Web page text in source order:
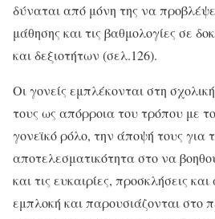
δύναται από μόνη της να
μάθησης και τις βαθμολογίες σε
και δεξιοτήτων (σελ.126).
Οι γονείς εμπλέκονται στη
τους ως απόρροια του τρόπου με
γονεϊκό ρόλο, την άποψή τους για
αποτελεσματικότητα στο να
και τις ευκαιρίες, προσκλήσεις
εμπλοκή και παρουσιάζονται στο